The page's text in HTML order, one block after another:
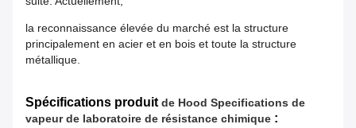
la reconnaissance élevée du marché est la structure
principalement en acier et en bois et toute la structure
métallique.
Spécifications produit de Hood Specifications de
vapeur de laboratoire de résistance chimique :